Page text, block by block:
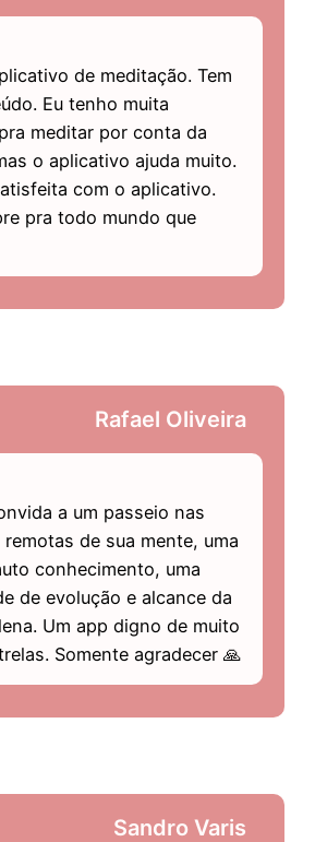
de meditação. Tem
Eu tenho muita
meditar por conta da
o aplicativo ajuda muito.
com o aplicativo.
pra todo mundo que
Rafael Oliveira
a um passeio nas
de sua mente, uma
conhecimento, uma
de evolução e alcance da
Um app digno de muito
Somente agradecer 🙏
Sandro Varis